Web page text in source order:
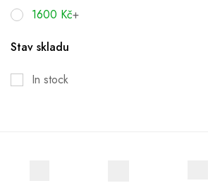
1600 Kč+
Stav skladu
In stock